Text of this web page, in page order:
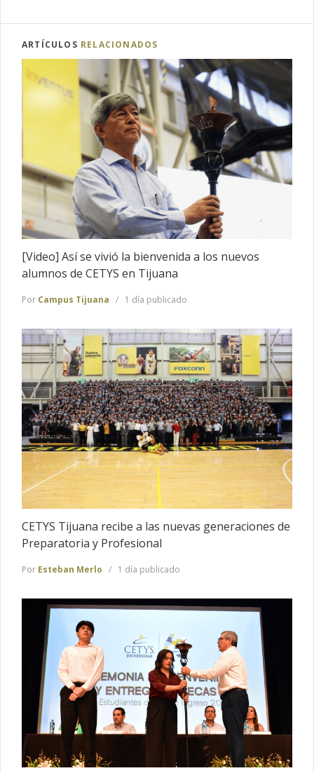
ARTÍCULOS RELACIONADOS
[Video] Así se vivió la bienvenida a los nuevos
alumnos de CETYS en Tijuana
Por Campus Tijuana 1 día publicado
CETYS Tijuana recibe a las nuevas generaciones de
Preparatoria y Profesional
Por Esteban Merlo 1 día publicado